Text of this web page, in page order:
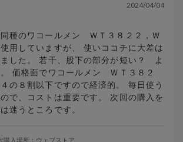
2024/04/04
種のワコールメン ＷＴ３８２２，Ｗ
用していますが、 使いココチに大差は
した。 若干、股下の部分が短い？ よ
。 価格面でワコールメン ＷＴ３８２
の８割以下ですので経済的。 毎日使う
で、コストは重要です。 次回の購入を
迷うところです。
購入場所： ウェブストア